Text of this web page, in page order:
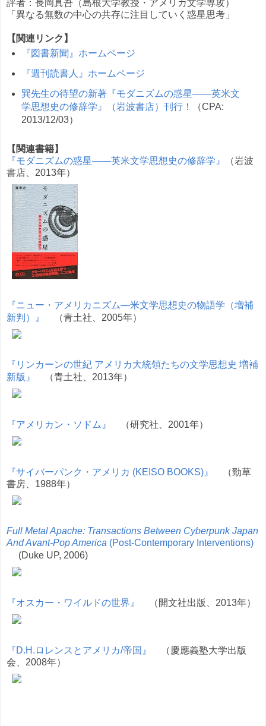
評者：長岡真吾（島根大学教授・アメリカ文学専攻）
「異なる無数の中心の共存に注目していく惑星思考」
【関連リンク】
『図書新聞』ホームページ
『週刊読書人』ホームページ
巽先生の待望の新著『モダニズムの惑星――英米文
学思想史の修辞学』（岩波書店）刊行！
（CPA:
2013/12/03）
【関連書籍】
『モダニズムの惑星――英米文学思想史の修辞学』
（岩波
書店、2013年）
『ニュー・アメリカニズム―米文学思想史の物語学（増補
新判）』
（青土社、2005年）
『リンカーンの世紀 アメリカ大統領たちの文学思想史 増補
新版』
（青土社、2013年）
『アメリカン・ソドム』 （研究社、2001年）
『サイバーパンク・アメリカ (KEISO BOOKS)』
（勁草
書房、1988年）
Full Metal Apache: Transactions Between Cyberpunk Japan
And Avant-Pop America (Post-Contemporary Interventions)
(Duke UP, 2006)
『オスカー・ワイルドの世界』 （開文社出版、2013年）
『D.H.ロレンスとアメリカ/帝国』
（慶應義塾大学出版
会、2008年）